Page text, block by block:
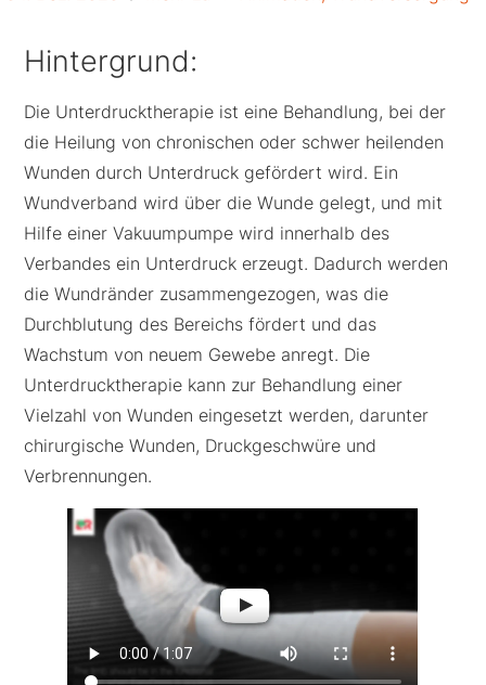
Hintergrund:
Die Unterdrucktherapie ist eine Behandlung, bei der
die Heilung von chronischen oder schwer heilenden
Wunden durch Unterdruck gefördert wird. Ein
Wundverband wird über die Wunde gelegt, und mit
Hilfe einer Vakuumpumpe wird innerhalb des
Verbandes ein Unterdruck erzeugt. Dadurch werden
die Wundränder zusammengezogen, was die
Durchblutung des Bereichs fördert und das
Wachstum von neuem Gewebe anregt. Die
Unterdrucktherapie kann zur Behandlung einer
Vielzahl von Wunden eingesetzt werden, darunter
chirurgische Wunden, Druckgeschwüre und
Verbrennungen.